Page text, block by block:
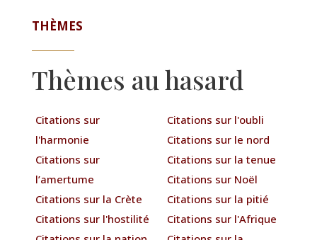
THÈMES
Thèmes au hasard
Citations sur
l'harmonie
Citations sur
l’amertume
Citations sur la Crète
Citations sur l'hostilité
Citations sur l'oubli
Citations sur le nord
Citations sur la tenue
Citations sur Noël
Citations sur la pitié
Citations sur l'Afrique